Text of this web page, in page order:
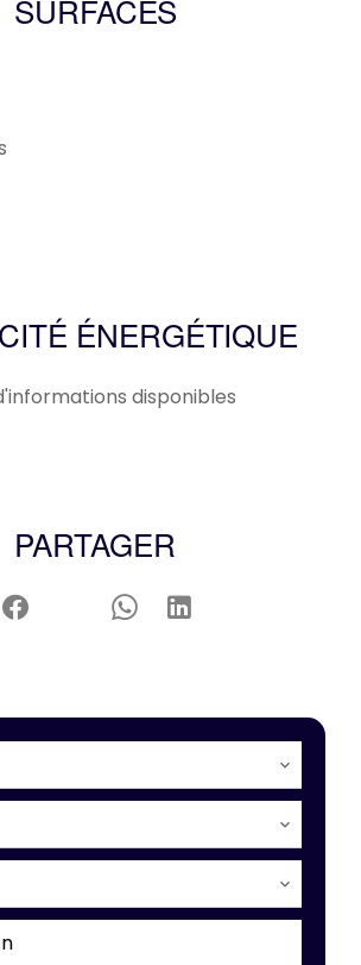
SURFACES
ÉNERGÉTIQUE
disponibles
PARTAGER